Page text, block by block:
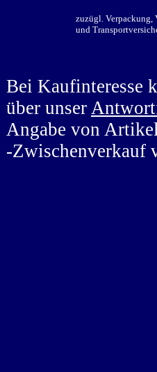
zuzügl. Verpackung,
und
Bei Kaufinteresse
über unser
Angabe von
-Zwischenverkauf